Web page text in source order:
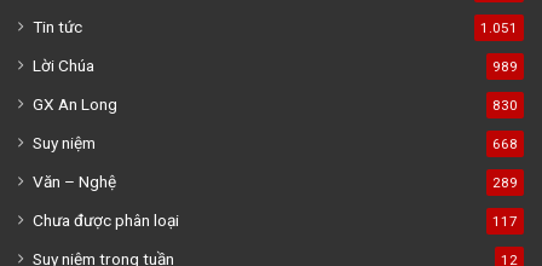
Tin tức 1.051
Lời Chúa 989
GX An Long 830
Suy niệm 668
Văn – Nghệ 289
Chưa được phân loại 117
Suy niệm trong tuần 12